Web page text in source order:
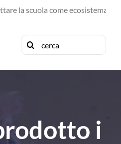
come ecosistema di futuro
Cerca
per:
i